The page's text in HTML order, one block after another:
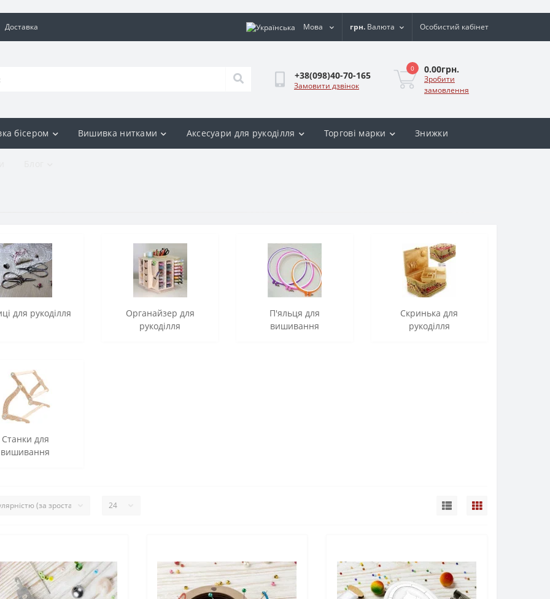
Доставка Мова грн. Валюта Особистий кабінет
+38(098)40-70-165
Замовити дзвінок
0 0.00грн.
Зробити
замовлення
бісером Вишивка нитками Аксесуари для рукоділля Торгові марки Знижки
для рукоділля
Органайзер для
рукоділля
П'яльця для
вишивання
Скринька для
рукоділля
Станки для
вишивання